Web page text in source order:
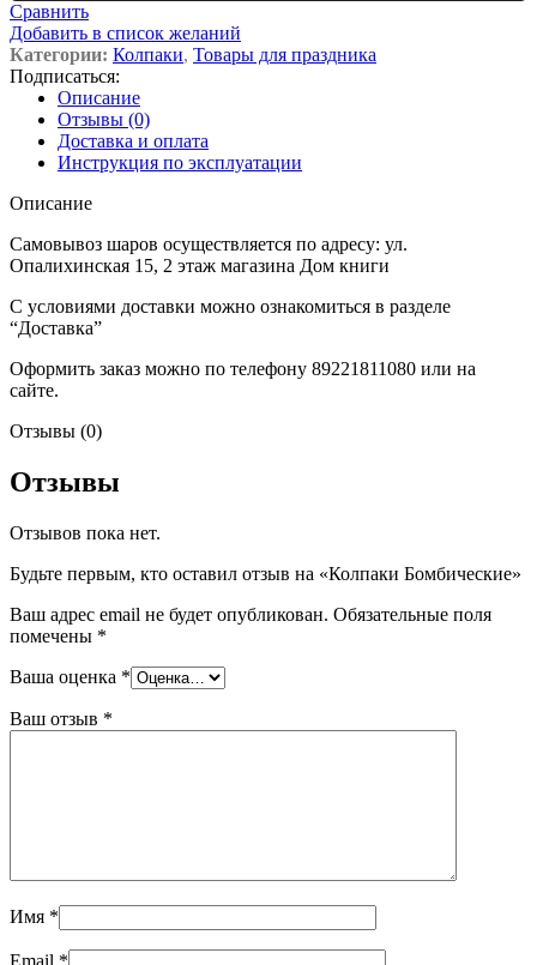
Сравнить
Добавить в список желаний
Категории: Колпаки, Товары для праздника
Подписаться:
Описание
Отзывы (0)
Доставка и оплата
Инструкция по эксплуатации
Описание
Самовывоз шаров осуществляется по адресу: ул.
Опалихинская 15, 2 этаж магазина Дом книги
С условиями доставки можно ознакомиться в разделе
“Доставка”
Оформить заказ можно по телефону 89221811080 или на
сайте.
Отзывы (0)
Отзывы
Отзывов пока нет.
Будьте первым, кто оставил отзыв на «Колпаки Бомбические»
Ваш адрес email не будет опубликован. Обязательные поля
помечены *
Ваша оценка *
Ваш отзыв *
Имя *